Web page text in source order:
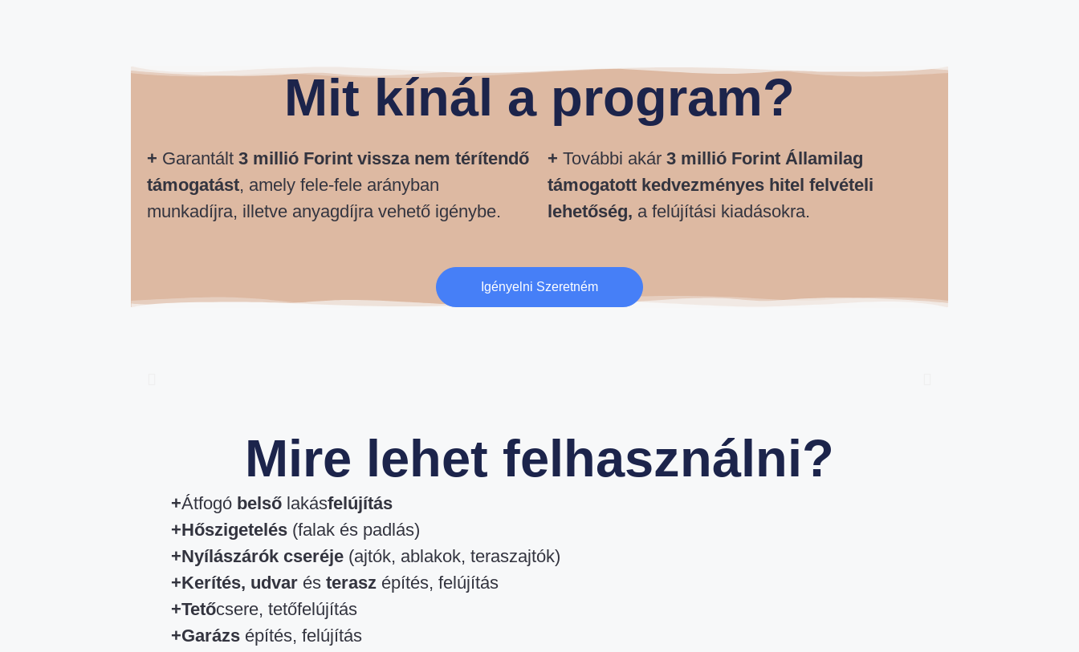
Mit kínál a program?
+ Garantált 3 millió Forint vissza nem térítendő
támogatást, amely fele-fele arányban
munkadíjra, illetve anyagdíjra vehető igénybe.
+ További akár 3 millió Forint Államilag
támogatott kedvezményes hitel felvételi
lehetőség, a felújítási kiadásokra.
Igényelni Szeretném
Mire lehet felhasználni?
+Átfogóbelső lakásfelújítás
+Hőszigetelés (falak és padlás)
+Nyílászárók cseréje (ajtók, ablakok, teraszajtók)
+Kerítés, udvar ésterasz építés, felújítás
+Tetőcsere, tetőfelújítás
+Garázs építés, felújítás